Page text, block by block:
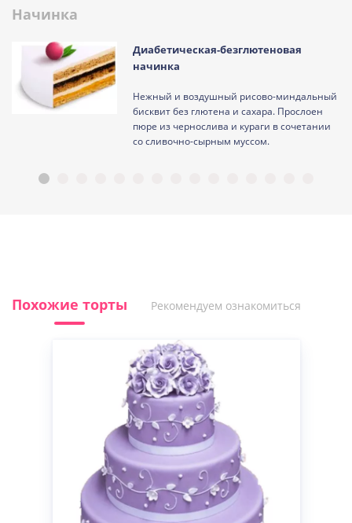
Начинка
Диабетическая-безглютеновая
начинка
Нежный и воздушный рисово-миндальный
бисквит без глютена и сахара. Прослоен
пюре из чернослива и кураги в сочетании
со сливочно-сырным муссом.
Похожие торты Рекомендуем ознакомиться